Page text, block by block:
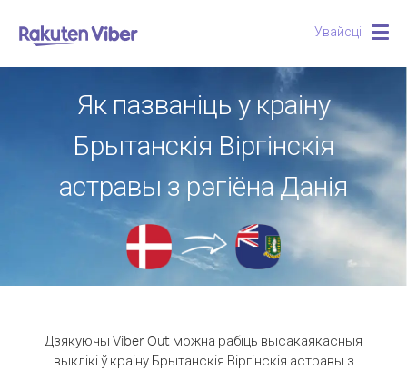
Увайсці
Як пазваніць у краіну
Брытанскія Віргінскія
астравы з рэгіёна Данія
Дзякуючы Viber Out можна рабіць высакаякасныя
выклікі ў краіну Брытанскія Віргінскія астравы з